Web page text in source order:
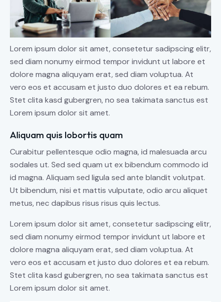
Lorem ipsum dolor sit amet, consetetur sadipscing elitr,
sed diam nonumy eirmod tempor invidunt ut labore et
dolore magna aliquyam erat, sed diam voluptua. At
vero eos et accusam et justo duo dolores et ea rebum.
Stet clita kasd gubergren, no sea takimata sanctus est
Lorem ipsum dolor sit amet.
Aliquam quis lobortis quam
Curabitur pellentesque odio magna, id malesuada arcu
sodales ut. Sed sed quam ut ex bibendum commodo id
id magna. Aliquam sed ligula sed ante blandit volutpat.
Ut bibendum, nisi et mattis vulputate, odio arcu aliquet
metus, nec dapibus risus risus quis lectus.
Lorem ipsum dolor sit amet, consetetur sadipscing elitr,
sed diam nonumy eirmod tempor invidunt ut labore et
dolore magna aliquyam erat, sed diam voluptua. At
vero eos et accusam et justo duo dolores et ea rebum.
Stet clita kasd gubergren, no sea takimata sanctus est
Lorem ipsum dolor sit amet.